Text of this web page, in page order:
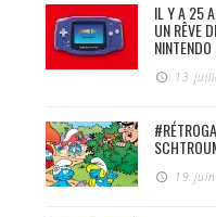
IL Y A 25
UN RÊVE
13
19